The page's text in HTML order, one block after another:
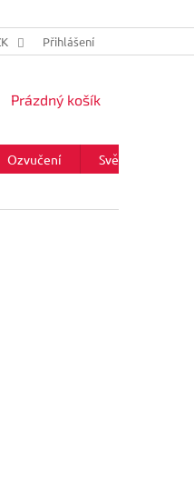
Přihlášení
NÁKUPNÍ
Prázdný košík
Ozvučení Světla